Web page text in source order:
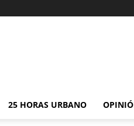
25 HORAS URBANO